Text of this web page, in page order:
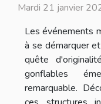
Mardi 21 janvier
Les événements
à se démarquer
quête
gonflables
remarquable.